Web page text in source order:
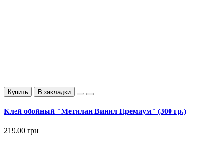
Купить В закладки
Клей обойный "Метилан Винил Премиум" (300 гр.)
219.00 грн